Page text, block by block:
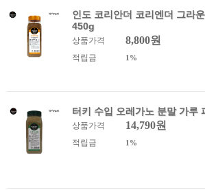
인도 코리안더 코리엔더 그라
450g
상품가격 8,800원
적립금 1%
터키 수입 오레가노 분말 가루
상품가격 14,790원
적립금 1%